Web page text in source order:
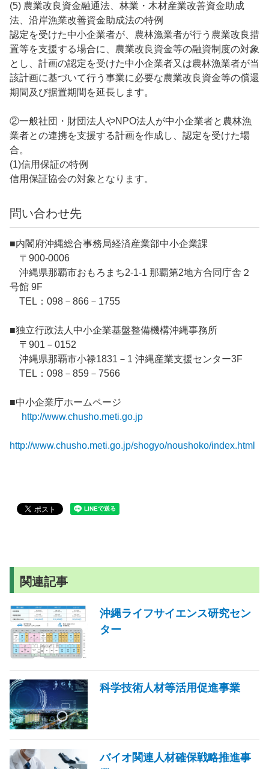
(5) 農業改良資金融通法、林業・木材産業改善資金助成
法、沿岸漁業改善資金助成法の特例
認定を受けた中小企業者が、農林漁業者が行う農業改良措
置等を支援する場合に、農業改良資金等の融資制度の対象
とし、計画の認定を受けた中小企業者又は農林漁業者が当
該計画に基づいて行う事業に必要な農業改良資金等の償還
期間及び据置期間を延長します。
②一般社団・財団法人やNPO法人が中小企業者と農林漁
業者との連携を支援する計画を作成し、認定を受けた場
合。
(1)信用保証の特例
信用保証協会の対象となります。
問い合わせ先
■内閣府沖縄総合事務局経済産業部中小企業課
〒900-0006
沖縄県那覇市おもろまち2-1-1 那覇第2地方合同庁舎２
号館 9F
TEL：098－866－1755
■独立行政法人中小企業基盤整備機構沖縄事務所
〒901－0152
沖縄県那覇市小禄1831－1 沖縄産業支援センター3F
TEL：098－859－7566
■中小企業庁ホームページ
http://www.chusho.meti.go.jp
http://www.chusho.meti.go.jp/shogyo/noushoko/index.html
関連記事
沖縄ライフサイエンス研究セン
ター
科学技術人材等活用促進事業
バイオ関連人材確保戦略推進事